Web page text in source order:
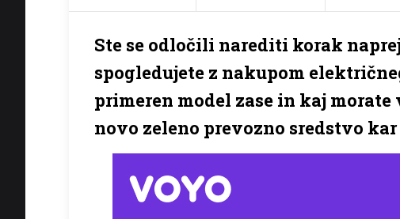
Ste se odločili narediti korak
spogledujete z nakupom
primeren model zase in kaj
novo zeleno prevozno sredstvo